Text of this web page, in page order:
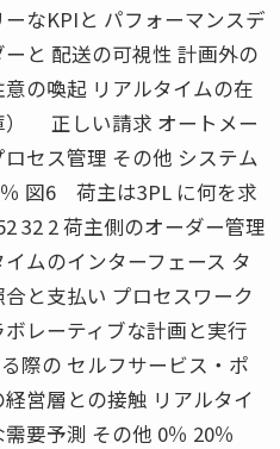
なKPIと パフォーマンスデ
と 配送の可視性 計画外の
の喚起 リアルタイムの在
） 正しい請求 オートメー
セス管理 その他 システム
図6 荷主は3PL に何を求
32 2 荷主側のオーダー管理
ムのインターフェース タ
と支払い プロセスワーク
レーティブな計画と実行
際の セルフサービス・ポ
営層との接触 リアルタイ
要予測 その他 0％ 20％